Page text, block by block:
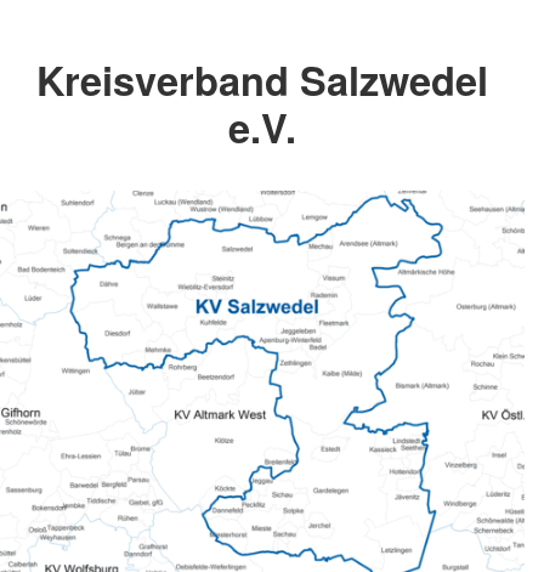
Kreisverband Salzwedel
e.V.